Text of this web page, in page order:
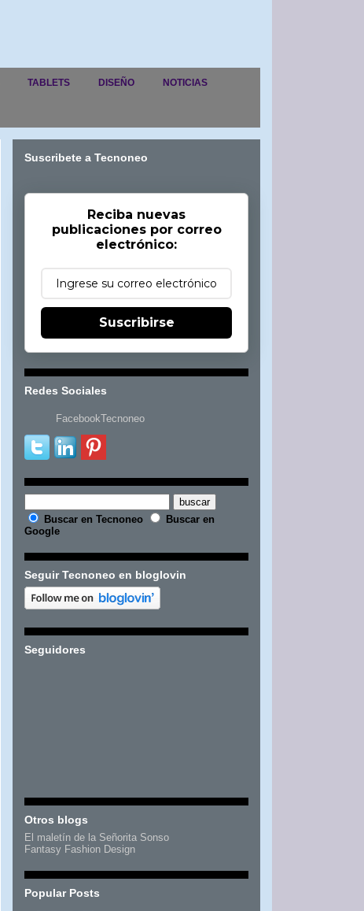
TABLETS DISEÑO NOTICIAS
Suscribete a Tecnoneo
Reciba nuevas
publicaciones por correo
electrónico:
Suscribirse
Redes Sociales
FacebookTecnoneo
Buscar en Tecnoneo
Buscar en
Google
Seguir Tecnoneo en bloglovin
Seguidores
Otros blogs
El maletín de la Señorita Sonso
Fantasy Fashion Design
Popular Posts